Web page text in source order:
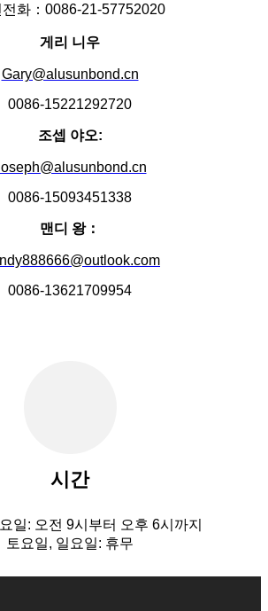
전화：0086-21-57752020
게리 니우
Gary@alusunbond.cn
0086-15221292720
조셉 야오:
0086-15093451338
맨디 왕：
0086-13621709954
시간
일: 오전 9시부터 오후 6시까지
토요일, 일요일: 휴무